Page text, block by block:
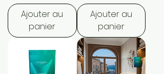
Ajouter au
panier
Ajouter au
panier